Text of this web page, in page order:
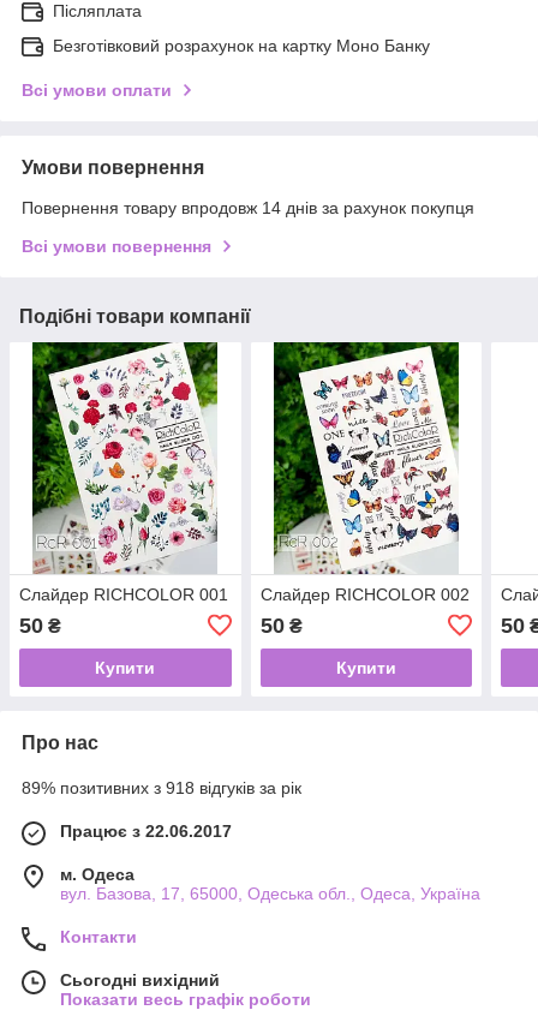
Післяплата
Безготівковий розрахунок на картку Моно Банку
Всі умови оплати
Умови повернення
Повернення товару впродовж 14 днів за рахунок покупця
Всі умови повернення
Подібні товари компанії
Слайдер RICHCOLOR 001
50 ₴
Купити
Слайдер RICHCOLOR 002
50₴
Купити
50
Про нас
89% позитивних з 918 відгуків за рік
Працює з 22.06.2017
м. Одеса
вул. Базова, 17, 65000, Одеська обл., Одеса, Україна
Контакти
Сьогодні вихідний
Показати весь графік роботи